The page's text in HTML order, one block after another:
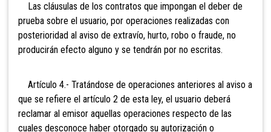
Las cláusulas de los contratos que impongan el deber de
prueba sobre el usuario, por operaciones realizadas con
posterioridad al aviso de extravío, hurto, robo o fraude, no
producirán efecto alguno y se tendrán por no escritas.
Artículo 4.- Tratándose de operaciones anteriores al aviso a
que se refiere el artículo 2 de esta ley, el usuario deberá
reclamar al emisor aquellas operaciones respecto de las
cuales desconoce haber otorgado su autorización o